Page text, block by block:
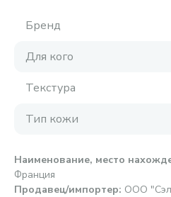
Бренд
Для кого
Текстура
Тип кожи
Наименование, место
Франция
Продавец/импортер: ООО